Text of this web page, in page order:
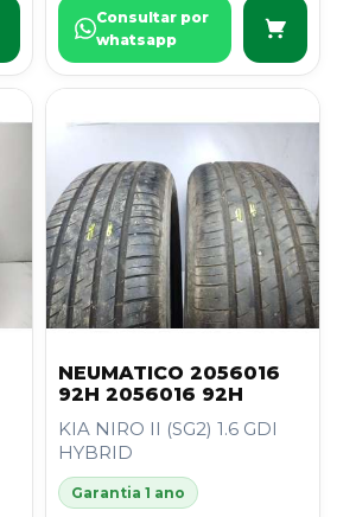
Consultar por
whatsapp
NEUMATICO 2056016
92H 2056016 92H
KIA NIRO II (SG2) 1.6 GDI
HYBRID
Garantia 1 ano